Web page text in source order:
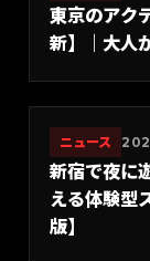
東京のアク
新】｜大人
ニュース
新宿で夜に
える体験型
版】